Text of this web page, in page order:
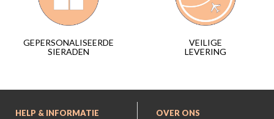
GEPERSONALISEERDE
SIERADEN
VEILIGE
LEVERING
HELP & INFORMATIE OVER ONS